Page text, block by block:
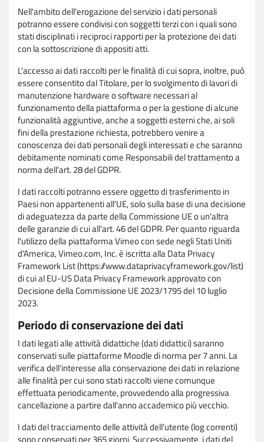
Nell'ambito dell'erogazione del servizio i dati personali
potranno essere condivisi con soggetti terzi con i quali sono
stati disciplinati i reciproci rapporti per la protezione dei dati
con la sottoscrizione di appositi atti.
L'accesso ai dati raccolti per le finalità di cui sopra, inoltre, può
essere consentito dal Titolare, per lo svolgimento di lavori di
manutenzione hardware o software necessari al
funzionamento della piattaforma o per la gestione di alcune
funzionalità aggiuntive, anche a soggetti esterni che, ai soli
fini della prestazione richiesta, potrebbero venire a
conoscenza dei dati personali degli interessati e che saranno
debitamente nominati come Responsabili del trattamento a
norma dell'art. 28 del GDPR.
I dati raccolti potranno essere oggetto di trasferimento in
Paesi non appartenenti all'UE, solo sulla base di una decisione
di adeguatezza da parte della Commissione UE o un'altra
delle garanzie di cui all'art. 46 del GDPR. Per quanto riguarda
l'utilizzo della piattaforma Vimeo con sede negli Stati Uniti
d'America, Vimeo.com, Inc. è iscritta alla Data Privacy
Framework List (https://www.dataprivacyframework.gov/list)
di cui al EU-US Data Privacy Framework approvato con
Decisione della Commissione UE 2023/1795 del 10 luglio
2023.
Periodo di conservazione dei dati
I dati legati alle attività didattiche (dati didattici) saranno
conservati sulle piattaforme Moodle di norma per 7 anni. La
verifica dell'interesse alla conservazione dei dati in relazione
alle finalità per cui sono stati raccolti viene comunque
effettuata periodicamente, provvedendo alla progressiva
cancellazione a partire dall'anno accademico più vecchio.
I dati del tracciamento delle attività dell'utente (log correnti)
sono conservati per 365 giorni. Successivamente, i dati del